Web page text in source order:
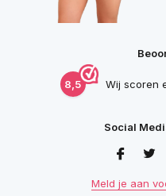
8,5 Wij scoren
Social
Meld je aan